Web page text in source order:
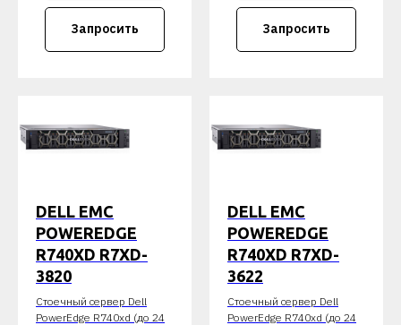
Запросить Запросить
DELL EMC
POWEREDGE
R740XD R7XD-
3820
Стоечный сервер Dell
PowerEdge R740xd (до 24
DELL EMC
POWEREDGE
R740XD R7XD-
3622
Стоечный сервер Dell
PowerEdge R740xd (до 24